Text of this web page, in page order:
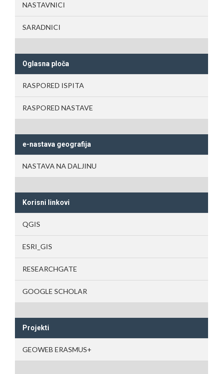
NASTAVNICI
SARADNICI
Oglasna ploča
RASPORED ISPITA
RASPORED NASTAVE
e-nastava geografija
NASTAVA NA DALJINU
Korisni linkovi
QGIS
ESRI_GIS
RESEARCHGATE
GOOGLE SCHOLAR
Projekti
GEOWEB ERASMUS+